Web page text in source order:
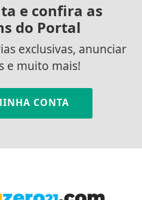
e confira as
do Portal
exclusivas, anunciar
e muito mais!
CONTA